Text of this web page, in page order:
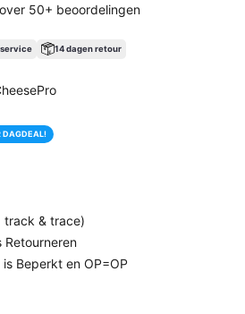
50+ beoordelingen
14 dagen retour
DAGDEAL!
track & trace)
Retourneren
Beperkt en OP=OP